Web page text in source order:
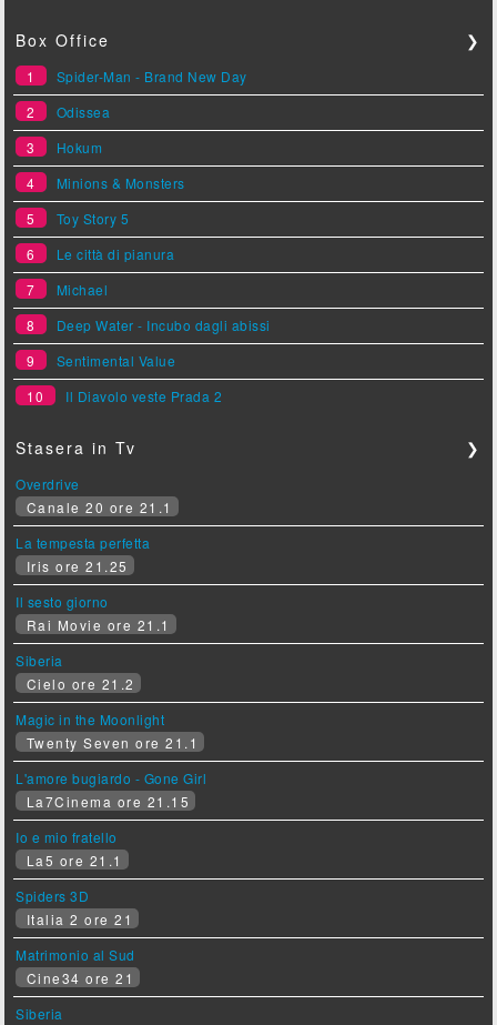
Box Office ❯
1
Spider-Man - Brand New Day
2
Odissea
3
Hokum
4
Minions & Monsters
5
Toy Story 5
6
Le città di pianura
7
Michael
8
Deep Water - Incubo dagli abissi
9
Sentimental Value
10
Il Diavolo veste Prada 2
Stasera in Tv ❯
Overdrive
Canale 20 ore 21.1
La tempesta perfetta
Iris ore 21.25
Il sesto giorno
Rai Movie ore 21.1
Siberia
Cielo ore 21.2
Magic in the Moonlight
Twenty Seven ore 21.1
L'amore bugiardo - Gone Girl
La7Cinema ore 21.15
Io e mio fratello
La5 ore 21.1
Spiders 3D
Italia 2 ore 21
Matrimonio al Sud
Cine34 ore 21
Siberia